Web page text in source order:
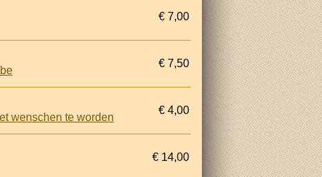
€ 7,00
€ 7,50
wenschen te worden
€ 4,00
€ 14,00